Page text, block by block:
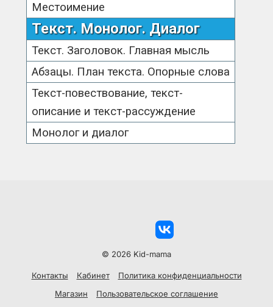
Местоимение
Текст. Монолог. Диалог
Текст. Заголовок. Главная мысль
Абзацы. План текста. Опорные слова
Текст-повествование, текст-
описание и текст-рассуждение
Монолог и диалог
© 2026 Kid-mama
Контакты Кабинет
Политика конфиденциальности
Магазин
Пользовательское соглашение